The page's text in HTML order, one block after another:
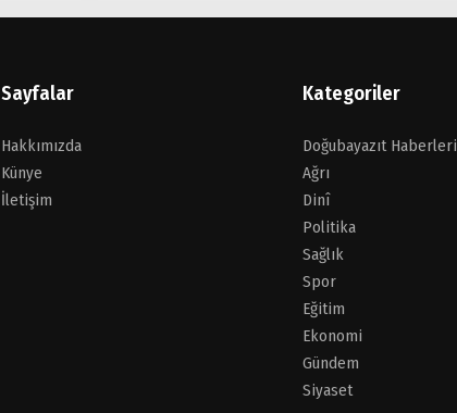
Sayfalar
Hakkımızda
Künye
İletişim
Kategoriler
Doğubayazıt Haberleri
Ağrı
Dinî
Politika
Sağlık
Spor
Eğitim
Ekonomi
Gündem
Siyaset